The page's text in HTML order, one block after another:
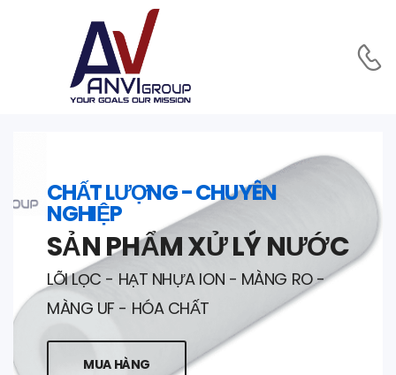
CHẤT LƯỢNG - CHUYÊN
NGHIỆP
SẢN PHẨM XỬ LÝ NƯỚC
LÕI LỌC - HẠT NHỰA ION - MÀNG RO -
MÀNG UF - HÓA CHẤT
MUA HÀNG